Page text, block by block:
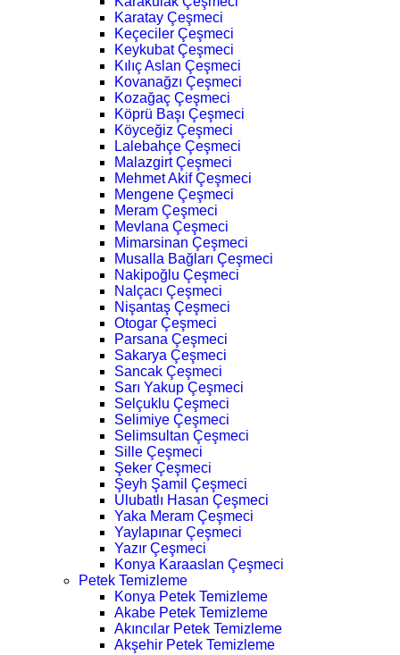
Karatay Çeşmeci
Keçeciler Çeşmeci
Keykubat Çeşmeci
Kılıç Aslan Çeşmeci
Kovanağzı Çeşmeci
Kozağaç Çeşmeci
Köprü Başı Çeşmeci
Köyceğiz Çeşmeci
Lalebahçe Çeşmeci
Malazgirt Çeşmeci
Mehmet Akif Çeşmeci
Mengene Çeşmeci
Meram Çeşmeci
Mevlana Çeşmeci
Mimarsinan Çeşmeci
Musalla Bağları Çeşmeci
Nakipoğlu Çeşmeci
Nalçacı Çeşmeci
Nişantaş Çeşmeci
Otogar Çeşmeci
Parsana Çeşmeci
Sakarya Çeşmeci
Sancak Çeşmeci
Sarı Yakup Çeşmeci
Selçuklu Çeşmeci
Selimiye Çeşmeci
Selimsultan Çeşmeci
Sille Çeşmeci
Şeker Çeşmeci
Şeyh Şamil Çeşmeci
Ulubatlı Hasan Çeşmeci
Yaka Meram Çeşmeci
Yaylapınar Çeşmeci
Yazır Çeşmeci
Konya Karaaslan Çeşmeci
Petek Temizleme
Konya Petek Temizleme
Akabe Petek Temizleme
Akıncılar Petek Temizleme
Akşehir Petek Temizleme